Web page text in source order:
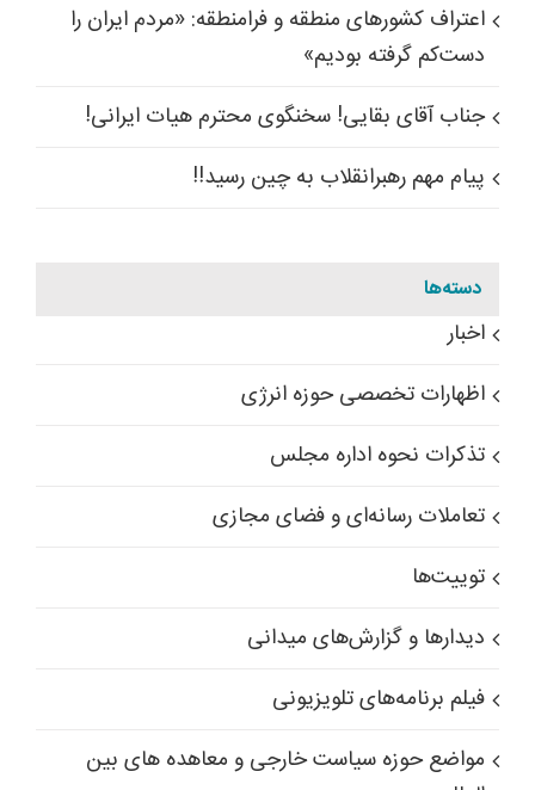
اعتراف کشورهای منطقه و فرامنطقه: «مردم ایران را
دست‌کم گرفته بودیم»
جناب آقای بقایی! سخنگوی محترم هیات ایرانی!
پیام مهم رهبرانقلاب به چین رسید!!
دسته‌ها
اخبار
اظهارات تخصصی حوزه انرژی
تذکرات نحوه اداره مجلس
تعاملات رسانه‌ای و فضای مجازی
توییت‌ها
دیدارها و گزارش‌های میدانی
فیلم برنامه‌های تلویزیونی
مواضع حوزه سیاست خارجی و معاهده های بین